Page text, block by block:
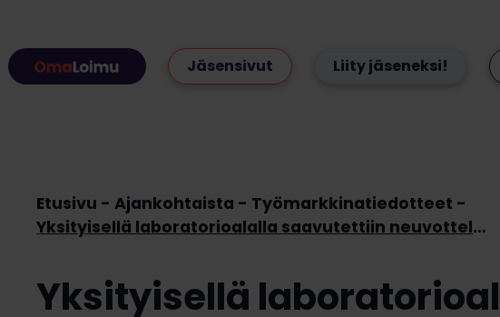
Jäsensivut Liity jäseneksi!
Etusivu Ajankohtaista
Työmarkkinatiedotteet
Yksityisellä laboratorioalalla saavutettiin neuvottelutulos
Yksityisellä